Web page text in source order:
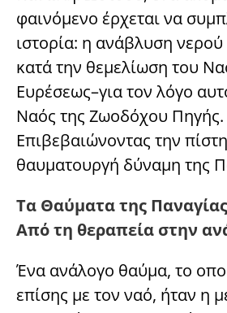
φαινόμενο έρχεται να
ιστορία: η ανάβλυση
κατά την θεμελίωση του
Ευρέσεως–για τον λόγο
Ναός της Ζωοδόχου Πηγής.
Επιβεβαιώνοντας την
θαυματουργή δύναμη της
Τα Θαύματα της
Από τη θεραπεία στην
Ένα ανάλογο θαύμα, το
επίσης με τον ναό, ήταν η